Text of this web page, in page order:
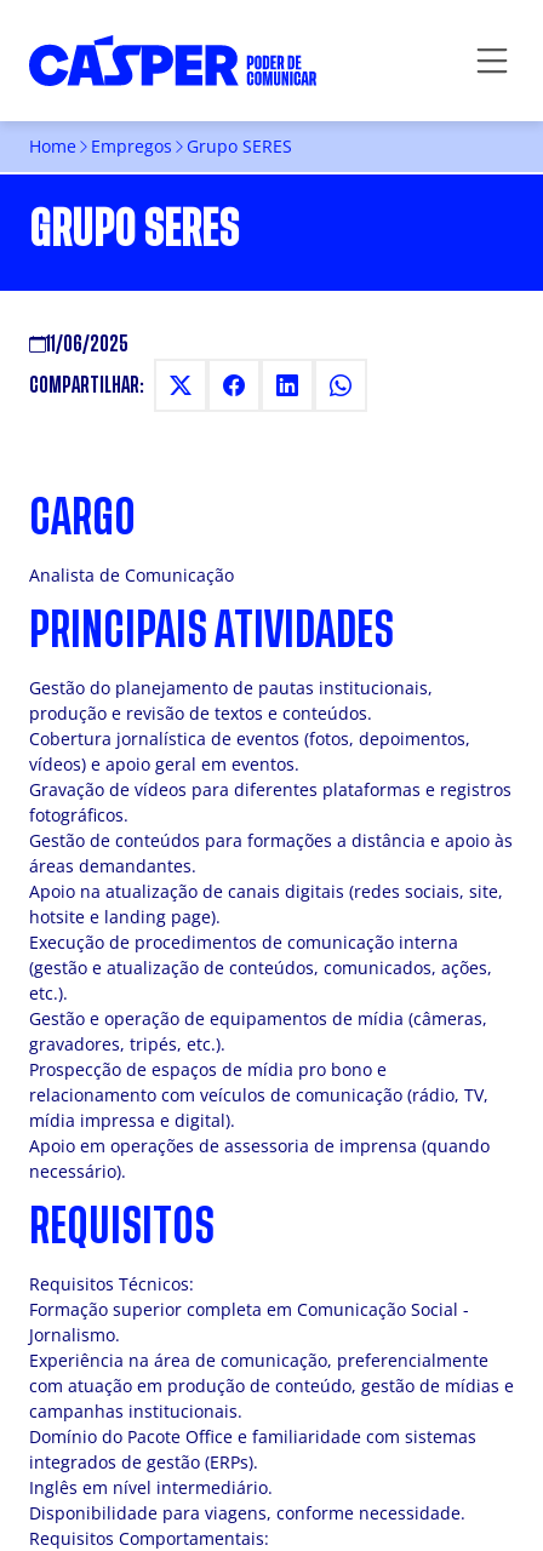
Home Empregos Grupo SERES
GRUPO SERES
11/06/2025
COMPARTILHAR:
CARGO
Analista de Comunicação
PRINCIPAIS ATIVIDADES
Gestão do planejamento de pautas institucionais,
produção e revisão de textos e conteúdos.
Cobertura jornalística de eventos (fotos, depoimentos,
vídeos) e apoio geral em eventos.
Gravação de vídeos para diferentes plataformas e registros
fotográficos.
Gestão de conteúdos para formações a distância e apoio às
áreas demandantes.
Apoio na atualização de canais digitais (redes sociais, site,
hotsite e landing page).
Execução de procedimentos de comunicação interna
(gestão e atualização de conteúdos, comunicados, ações,
etc.).
Gestão e operação de equipamentos de mídia (câmeras,
gravadores, tripés, etc.).
Prospecção de espaços de mídia pro bono e
relacionamento com veículos de comunicação (rádio, TV,
mídia impressa e digital).
Apoio em operações de assessoria de imprensa (quando
necessário).
REQUISITOS
Requisitos Técnicos:
Formação superior completa em Comunicação Social -
Jornalismo.
Experiência na área de comunicação, preferencialmente
com atuação em produção de conteúdo, gestão de mídias e
campanhas institucionais.
Domínio do Pacote Office e familiaridade com sistemas
integrados de gestão (ERPs).
Inglês em nível intermediário.
Disponibilidade para viagens, conforme necessidade.
Requisitos Comportamentais: